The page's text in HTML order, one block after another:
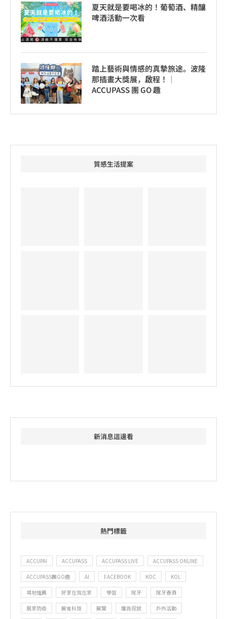
夏天就是要喝冰的！葡萄酒、精釀
啤酒活動一次看
踏上藝術與情感的真摯旅途。波隆
那插畫大獎展，啟程！│
ACCUPASS 團 GO 趣
質感生活提案
新消息這邊看
熱門標籤
ACCUPAI ACCUPASS ACCUPASS LIVE ACCUPASS ONLINE
ACCUPASS團GO趣 AI FACEBOOK KOC KOL
場地推薦 好家在我在家 學習 尾牙 尾牙春酒
居家防疫 展會科技 展覽 廣告投放 戶外活動